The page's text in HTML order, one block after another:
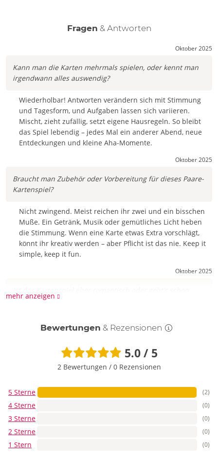
Fragen & Antworten
Oktober 2025
Kann man die Karten mehrmals spielen, oder kennt man
irgendwann alles auswendig?
Wiederholbar! Antworten verändern sich mit Stimmung
und Tagesform, und Aufgaben lassen sich variieren.
Mischt, zieht zufällig, setzt eigene Hausregeln. So bleibt
das Spiel lebendig – jedes Mal ein anderer Abend, neue
Entdeckungen und kleine Aha-Momente.
Oktober 2025
Braucht man Zubehör oder Vorbereitung für dieses Paare-
Kartenspiel?
Nicht zwingend. Meist reichen ihr zwei und ein bisschen
Muße. Ein Getränk, Musik oder gemütliches Licht heben
die Stimmung. Wenn eine Karte etwas Extra vorschlägt,
könnt ihr kreativ werden – aber Pflicht ist das nie. Keep it
simple, keep it fun.
Oktober 2025
Richtung heiß und würzig?
Es mixt beides clever: sanft-romantische Anstöße, freche
Flirtmomente und optional auch knisternde Aufgaben. Ihr
Kuschelabende genauso passend wie für eine freche Date-
Night mit Augenzwinkern.
Frage stellen
mehr anzeigen
Bewertungen & Rezensionen
5.0 / 5
2 Bewertungen / 0 Rezensionen
5 Sterne (2)
4 Sterne (0)
3 Sterne (0)
2 Sterne (0)
1 Stern (0)